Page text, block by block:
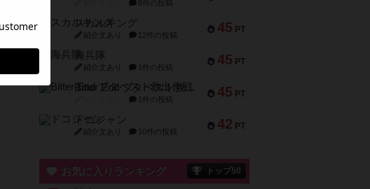
8件の投稿
45 PT
スカルキング
紹介文あり 12件の投稿
45 PT
海兵隊
紹介文あり 1件の投稿
45 PT
Bitter End ブタペスト救出作戦
1件の投稿
42 PT
ドコジャン
紹介文あり 10件の投稿
お気に入りランキング トップ50